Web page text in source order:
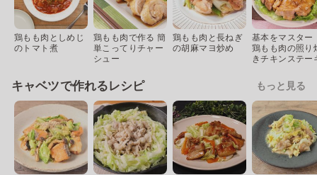
鶏もも肉としめじ
のトマト煮
鶏もも肉で作る 簡
単こってりチャー
シュー
鶏もも肉と長ねぎ
の胡麻マヨ炒め
基本をマスター
鶏もも肉の照り
きチキンステー
キャベツで作れるレシピ もっと見る